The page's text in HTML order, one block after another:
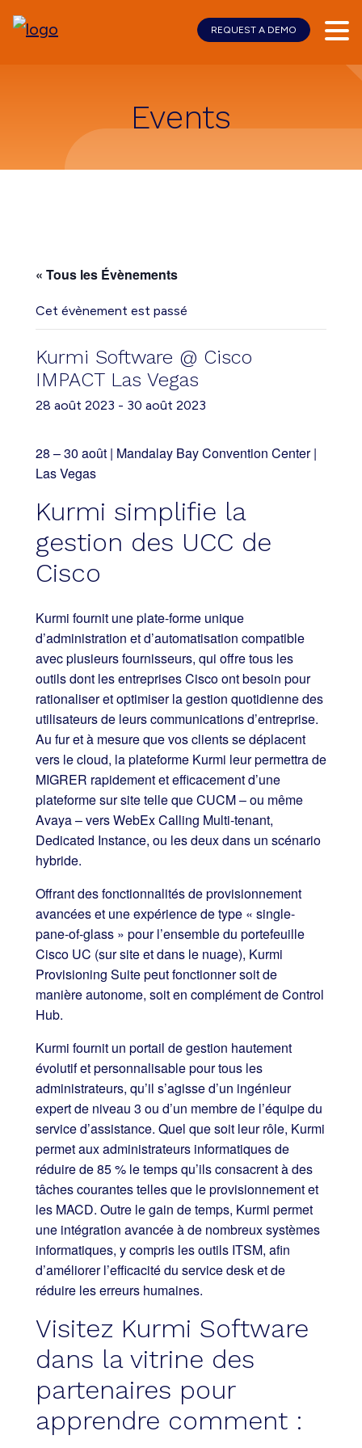
Events
« Tous les Évènements
Cet évènement est passé
Kurmi Software @ Cisco
IMPACT Las Vegas
28 août 2023 - 30 août 2023
28 – 30 août | Mandalay Bay Convention Center |
Las Vegas
Kurmi simplifie la
gestion des UCC de
Cisco
Kurmi fournit une plate-forme unique
d’administration et d’automatisation compatible
avec plusieurs fournisseurs, qui offre tous les
outils dont les entreprises Cisco ont besoin pour
rationaliser et optimiser la gestion quotidienne des
utilisateurs de leurs communications d’entreprise.
Au fur et à mesure que vos clients se déplacent
vers le cloud, la plateforme Kurmi leur permettra de
MIGRER rapidement et efficacement d’une
plateforme sur site telle que CUCM – ou même
Avaya – vers WebEx Calling Multi-tenant,
Dedicated Instance, ou les deux dans un scénario
hybride.
Offrant des fonctionnalités de provisionnement
avancées et une expérience de type « single-
pane-of-glass » pour l’ensemble du portefeuille
Cisco UC (sur site et dans le nuage), Kurmi
Provisioning Suite peut fonctionner soit de
manière autonome, soit en complément de Control
Hub.
Kurmi fournit un portail de gestion hautement
évolutif et personnalisable pour tous les
administrateurs, qu’il s’agisse d’un ingénieur
expert de niveau 3 ou d’un membre de l’équipe du
service d’assistance. Quel que soit leur rôle, Kurmi
permet aux administrateurs informatiques de
réduire de 85 % le temps qu’ils consacrent à des
tâches courantes telles que le provisionnement et
les MACD. Outre le gain de temps, Kurmi permet
une intégration avancée à de nombreux systèmes
informatiques, y compris les outils ITSM, afin
d’améliorer l’efficacité du service desk et de
réduire les erreurs humaines.
Visitez Kurmi Software
dans la vitrine des
partenaires pour
apprendre comment :
REQUEST A DEMO